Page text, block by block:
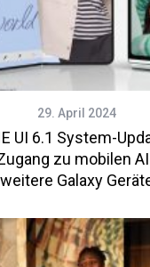
29. April 2024
UI 6.1 System-
zu mobilen
weitere Galaxy